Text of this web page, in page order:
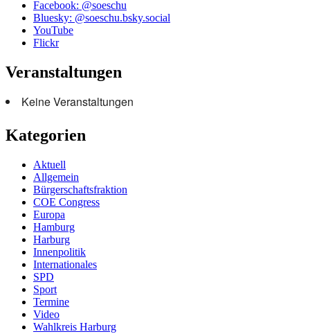
Facebook: @soeschu
Bluesky: @soeschu.bsky.social
YouTube
Flickr
Veranstaltungen
Keine Veranstaltungen
Kategorien
Aktuell
Allgemein
Bürgerschaftsfraktion
COE Congress
Europa
Hamburg
Harburg
Innenpolitik
Internationales
SPD
Sport
Termine
Video
Wahlkreis Harburg